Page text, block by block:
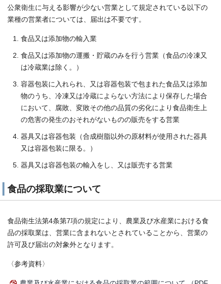
公衆衛生に与える影響が少ない営業として規定されている以下の
業種の営業者については、届出は不要です。
食品又は添加物の輸入業
食品又は添加物の運搬・貯蔵のみを行う営業（食品の冷凍又
は冷蔵業は除く。）
容器包装に入れられ、又は容器包装で包まれた食品又は添加
物のうち、冷凍又は冷蔵によらない方法により保存した場合
において、腐敗、変敗その他の品質の劣化により食品衛生上
の危害の発生のおそれがないものの販売をする営業
器具又は容器包装（合成樹脂以外の原材料が使用された器具
又は容器包装に限る。）
器具又は容器包装の輸入をし、又は販売する営業
食品の採取業について
食品衛生法第4条第7項の規定により、農業及び水産業における食
品の採取業は、営業に含まれないとされていることから、営業の
許可及び届出の対象外となります。
〈参考資料〉